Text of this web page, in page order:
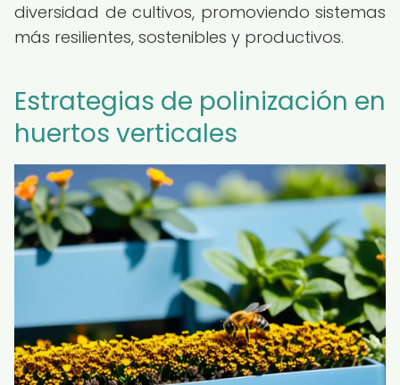
diversidad de cultivos, promoviendo sistemas
más resilientes, sostenibles y productivos.
Estrategias de polinización en
huertos verticales